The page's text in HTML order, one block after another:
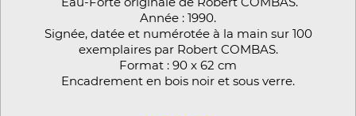
Année : 1990.
Signée, datée et numérotée à la main sur 100
exemplaires par Robert COMBAS.
Format : 90 x 62 cm
Encadrement en bois noir et sous verre.